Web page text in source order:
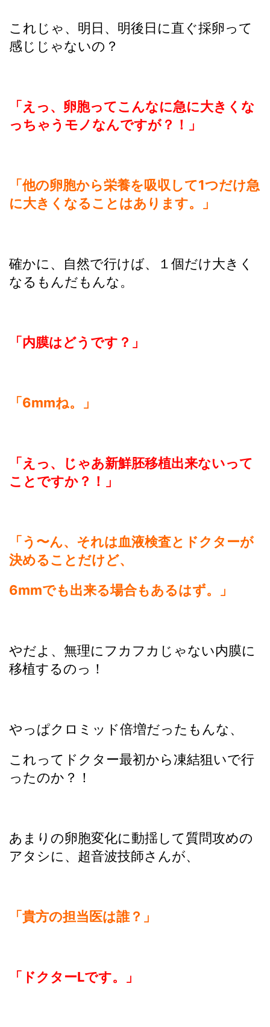
これじゃ、明日、明後日に直ぐ採卵って
感じじゃないの？
「えっ、卵胞ってこんなに急に大きくな
っちゃうモノなんですが？！」
「他の卵胞から栄養を吸収して1つだけ急
に大きくなることはあります。」
確かに、自然で行けば、１個だけ大きく
なるもんだもんな。
「内膜はどうです？」
「6mmね。」
「えっ、じゃあ新鮮胚移植出来ないって
ことですか？！」
「う〜ん、それは血液検査とドクターが
決めることだけど、
6mmでも出来る場合もあるはず。」
やだよ、無理にフカフカじゃない内膜に
移植するのっ！
やっぱクロミッド倍増だったもんな、
これってドクター最初から凍結狙いで行
ったのか？！
あまりの卵胞変化に動揺して質問攻めの
アタシに、超音波技師さんが、
「貴方の担当医は誰？」
「ドクターLです。」